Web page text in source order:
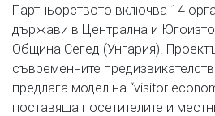
Партньорството включва 14
държави в Централна и
Община Сегед (Унгария).
съвременните
предлага модел на “visitor
поставяща посетителите и